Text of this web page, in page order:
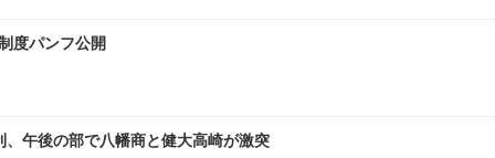
度パンフ公開
午後の部で八幡商と健大高崎が激突